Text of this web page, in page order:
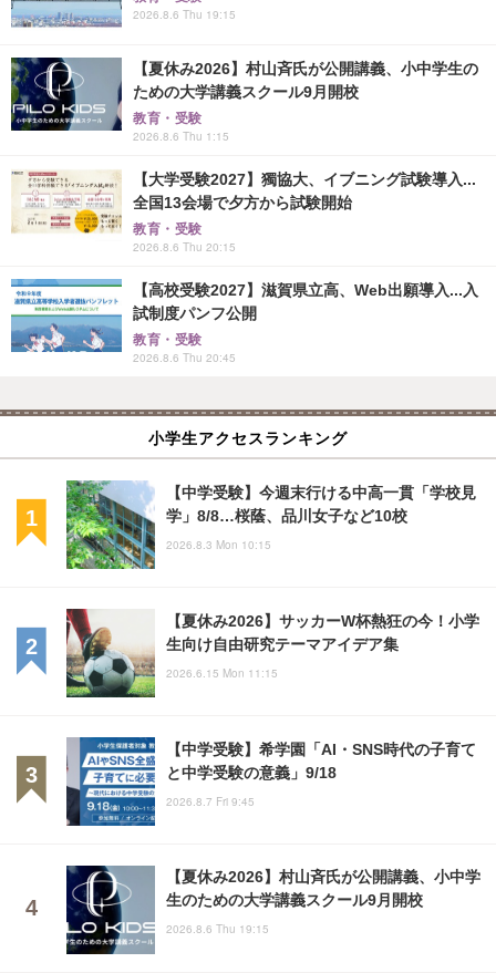
2026.8.6 Thu 19:15
【夏休み2026】村山斉氏が公開講義、小中学生の
ための大学講義スクール9月開校
教育・受験
2026.8.6 Thu 1:15
【大学受験2027】獨協大、イブニング試験導入...
全国13会場で夕方から試験開始
教育・受験
2026.8.6 Thu 20:15
【高校受験2027】滋賀県立高、Web出願導入...入
試制度パンフ公開
教育・受験
2026.8.6 Thu 20:45
小学生アクセスランキング
【中学受験】今週末行ける中高一貫「学校見
学」8/8…桜蔭、品川女子など10校
2026.8.3 Mon 10:15
【夏休み2026】サッカーW杯熱狂の今！小学
生向け自由研究テーマアイデア集
2026.6.15 Mon 11:15
【中学受験】希学園「AI・SNS時代の子育て
と中学受験の意義」9/18
2026.8.7 Fri 9:45
【夏休み2026】村山斉氏が公開講義、小中学
生のための大学講義スクール9月開校
2026.8.6 Thu 19:15